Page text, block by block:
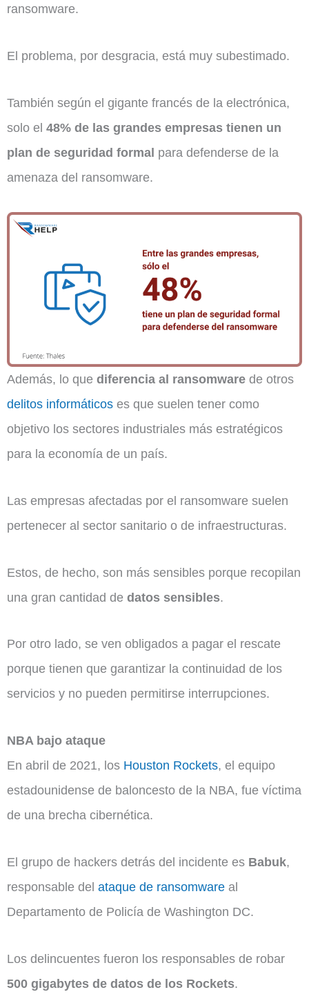
ransomware.
El problema, por desgracia, está muy subestimado.
También según el gigante francés de la electrónica,
solo el 48% de las grandes empresas tienen un
plan de seguridad formal para defenderse de la
amenaza del ransomware.
Además, lo que diferencia al ransomware de otros
delitos informáticos es que suelen tener como
objetivo los sectores industriales más estratégicos
para la economía de un país.
Las empresas afectadas por el ransomware suelen
pertenecer al sector sanitario o de infraestructuras.
Estos, de hecho, son más sensibles porque recopilan
una gran cantidad de datos sensibles.
Por otro lado, se ven obligados a pagar el rescate
porque tienen que garantizar la continuidad de los
servicios y no pueden permitirse interrupciones.
NBA bajo ataque
En abril de 2021, los Houston Rockets, el equipo
estadounidense de baloncesto de la NBA, fue víctima
de una brecha cibernética.
El grupo de hackers detrás del incidente es Babuk,
responsable del ataque de ransomware al
Departamento de Policía de Washington DC.
Los delincuentes fueron los responsables de robar
500 gigabytes de datos de los Rockets.